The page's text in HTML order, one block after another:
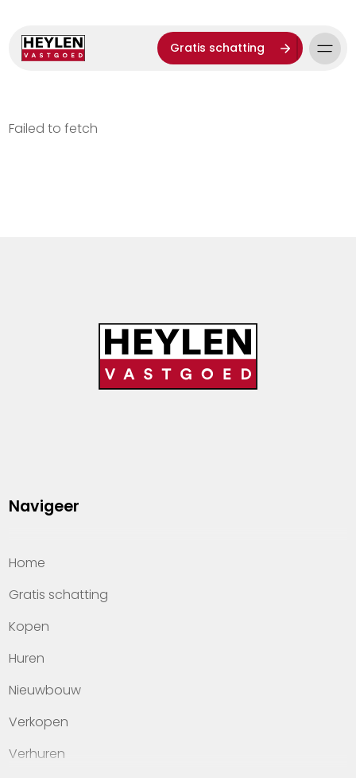
Gratis schatting
Failed to fetch
Navigeer
Home
Gratis schatting
Kopen
Huren
Nieuwbouw
Verkopen
Verhuren